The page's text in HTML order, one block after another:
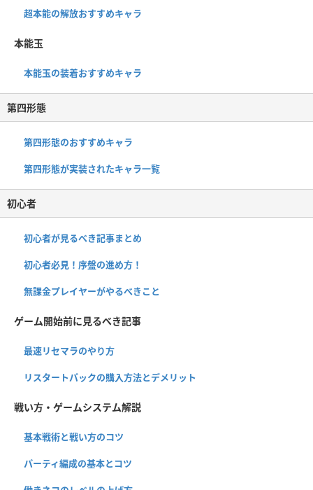
超本能の解放おすすめキャラ
本能玉
本能玉の装着おすすめキャラ
第四形態
第四形態のおすすめキャラ
第四形態が実装されたキャラ一覧
初心者
初心者が見るべき記事まとめ
初心者必見！序盤の進め方！
無課金プレイヤーがやるべきこと
ゲーム開始前に見るべき記事
最速リセマラのやり方
リスタートパックの購入方法とデメリット
戦い方・ゲームシステム解説
基本戦術と戦い方のコツ
パーティ編成の基本とコツ